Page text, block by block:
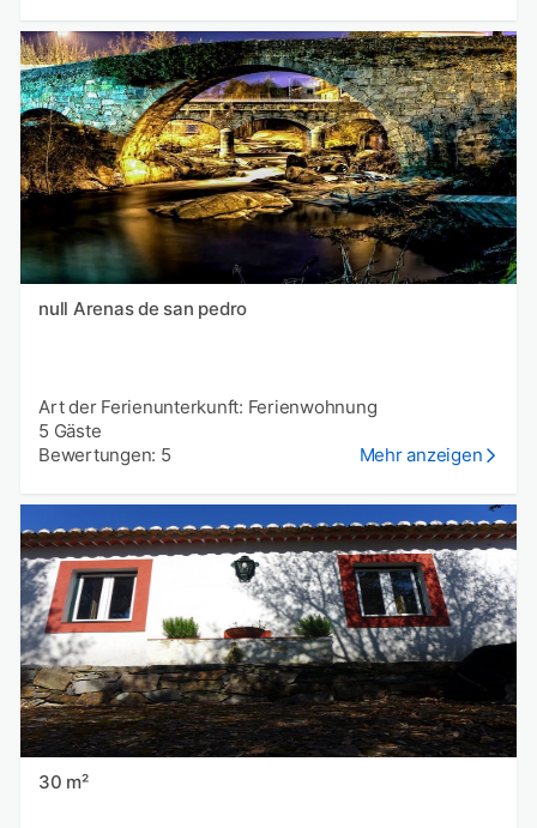
null Arenas de san pedro
Art der Ferienunterkunft: Ferienwohnung
5 Gäste
Bewertungen: 5
Mehr anzeigen
30 m²